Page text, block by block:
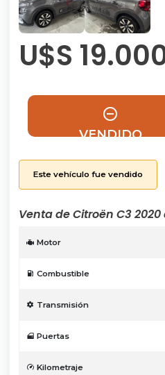
U$S
VENDIDO
Este vehículo fue vendido
Venta de Citroën C3 2020
Motor
Combustible
Transmisión
Puertas
Kilometraje